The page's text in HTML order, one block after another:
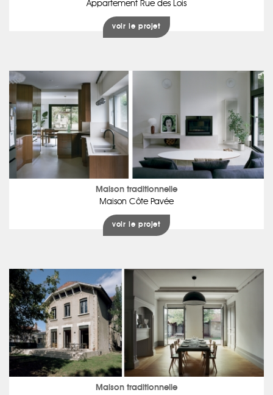
Appartement Rue des Lois
voir le projet
Maison traditionnelle
Maison Côte Pavée
voir le projet
Maison traditionnelle